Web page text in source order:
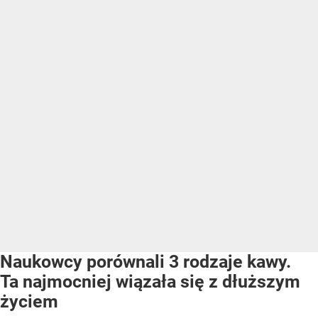
Naukowcy porównali 3 rodzaje kawy.
Ta najmocniej wiązała się z dłuższym
życiem